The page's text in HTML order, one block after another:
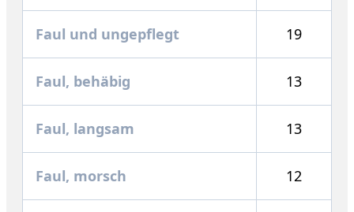
Faul und ungepflegt 19
Faul, behäbig 13
Faul, langsam 13
Faul, morsch 12